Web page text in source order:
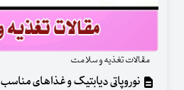
مقالات تغذیه و سلامت
نوروپاتی دیابتیک و غذاهای مناسب